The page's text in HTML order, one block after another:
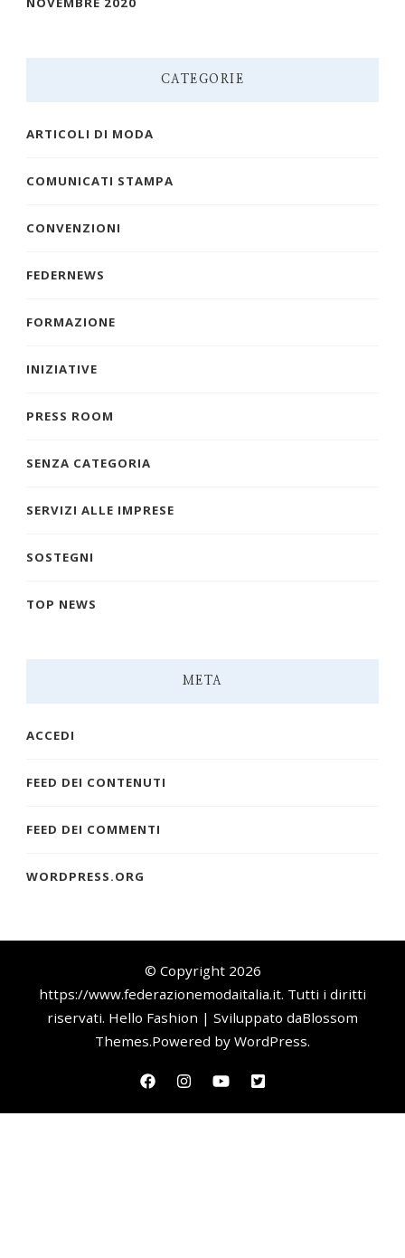
CATEGORIE
ARTICOLI DI MODA
COMUNICATI STAMPA
CONVENZIONI
FEDERNEWS
FORMAZIONE
INIZIATIVE
PRESS ROOM
SENZA CATEGORIA
SERVIZI ALLE IMPRESE
SOSTEGNI
TOP NEWS
META
ACCEDI
FEED DEI CONTENUTI
FEED DEI COMMENTI
WORDPRESS.ORG
© Copyright 2026
https://www.federazionemodaitalia.it. Tutti i diritti
riservati. Hello Fashion | Sviluppato daBlossom
Themes.Powered by WordPress.